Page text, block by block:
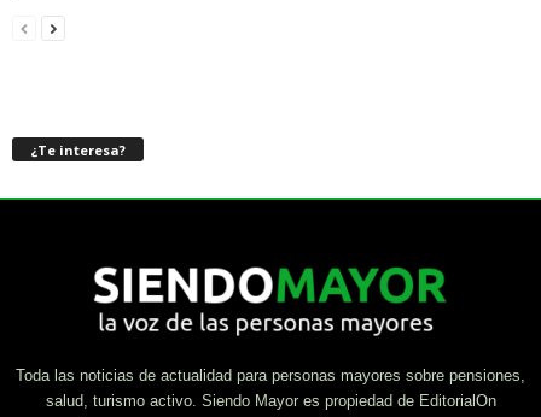
¿Te interesa?
Toda las noticias de actualidad para personas mayores sobre pensiones,
salud, turismo activo. Siendo Mayor es propiedad de EditorialOn